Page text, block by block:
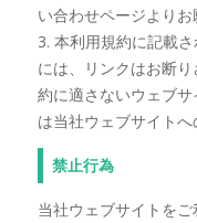
い合わせページよりお
3. 本利用規約に記載
には、リンクはお断
約に適さないウェブ
は当社ウェブサイトへ
禁止行為
当社ウェブサイトを